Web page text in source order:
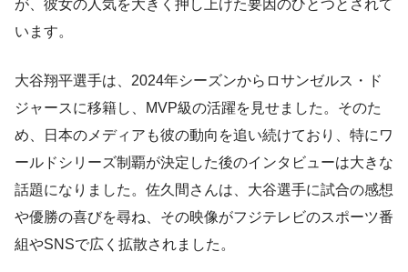
が、彼女の人気を大きく押し上げた要因のひとつとされて
います。
大谷翔平選手は、2024年シーズンからロサンゼルス・ド
ジャースに移籍し、MVP級の活躍を見せました。そのた
め、日本のメディアも彼の動向を追い続けており、特にワ
ールドシリーズ制覇が決定した後のインタビューは大きな
話題になりました。佐久間さんは、大谷選手に試合の感想
や優勝の喜びを尋ね、その映像がフジテレビのスポーツ番
組やSNSで広く拡散されました。